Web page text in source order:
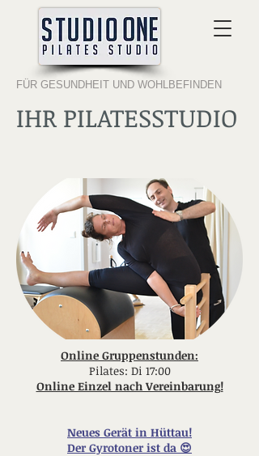
FÜR GESUNDHEIT UND WOHLBEFINDEN
IHR PILATESSTUDIO
Online Gruppenstunden:
Pilates: Di 17:00
Online Einzel nach Vereinbarung!
Neues Gerät in Hüttau!
Der Gyrotoner ist da 😍